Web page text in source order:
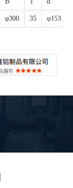
φ300 35 φ153